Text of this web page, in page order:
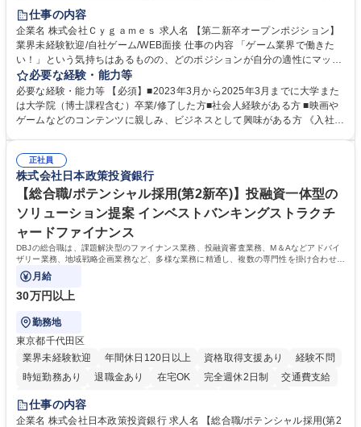
住宅手当あり
交通費支給
土日祝休み 服装自由 昼食補助あり
第二新卒歓迎
食事補助あり
仕事の内容
企業名 株式会社Ｃｙｇａｍｅｓ 求人名 【第二新卒オープンポジション】
業界未経験歓迎/自社ゲーム/WEB面接 仕事の内容 「ゲーム業界で働きた
い！」という気持ちはあるものの、どのポジションが自分の適性にマッチ
しているか悩んでいる方が対象となります！ 総合職（プランナー/データ
アナリストなど）、技術職（開発エンジニ ア/インフラエンジニアな
ど）、デザイン職（デザイナー/イラストレ ーターなど）等から、面接で
ご希望と適正にマッチしたポジションをご案内いたします。ゲームやエン
のご応募をお待ちしております。 募集職種 【第二新卒オープンポジショ
ン】業界未経験歓迎/自社ゲーム/WEB面接
必要な経験・能力等
必要な経験・能力等 【必須】■2023年3月から2025年3月までに大学また
は大学院（博士課程含む）卒業/修了した方■社会人経験がある方 ■映画や
ゲームなどのコンテンツに親しみ、ビジネスとして興味がある方 《入社実
正社員
株式会社日本政策投資銀行
【総合職/ポテンシャル採用(第2新卒)】投融資一体型の
ソリューション提案 インベストバンキングストラクチ
ャードファイナンス
DBJの総合職は、課題解決型のファイナンス業務、投融資審査業務、M＆Aなどアドバイ
ザリー業務、地域戦略企画業務など、多様な業務に精通し、複数の専門性を掛け合わせて
広く社会に貢献していく職種です。
月給
30万円以上
勤務地
東京都千代田区
業界未経験歓迎
年間休日120日以上 資格取得支援あり
経験不問
時短勤務あり
退職金あり 在宅OK 完全週休2日制
交通費支給
駅近5分以内
食事補助あり
託児所あり
仕事の内容
企業名 株式会社日本政策投資銀行 求人名 【総合職/ポテンシャル採用(第2